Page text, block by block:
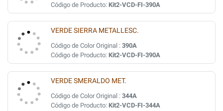
Código de Producto: Kit2-VCD-FI-390A
VERDE SIERRA METALLESC.
Código de Color Original : 390A
Código de Producto: Kit2-VCD-FI-390A
VERDE SMERALDO MET.
Código de Color Original : 344A
Código de Producto: Kit2-VCD-FI-344A